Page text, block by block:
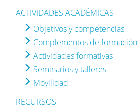
ACTIVIDADES ACADÉMICAS
Objetivos y competencias
Complementos de formación
Actividades formativas
Seminarios y talleres
Movilidad
RECURSOS